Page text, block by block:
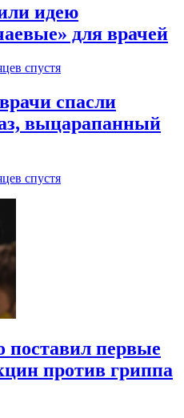
идею
для врачей
спустя
спасли
выцарапанный
спустя
поставил первые
против гриппа